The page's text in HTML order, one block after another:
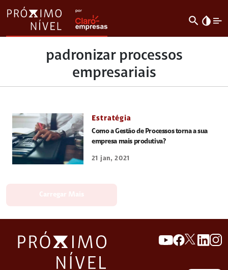
search invert_colors
padronizar processos
empresariais
Estratégia
Como a Gestão de Processos torna a sua
empresa mais produtiva?
21 jan, 2021